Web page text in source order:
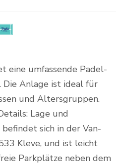
eine umfassende Padel-
Anlage ist ideal für
und Altersgruppen.
Lage und
sich in der Van-
Kleve, und ist leicht
Parkplätze neben dem